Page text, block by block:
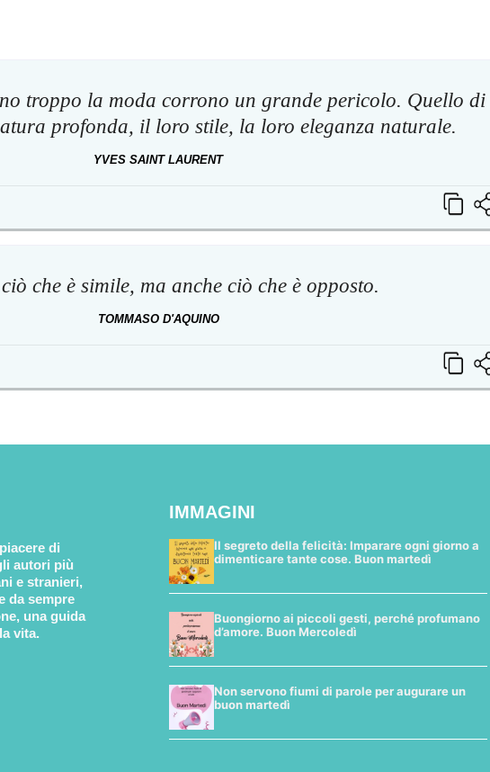
troppo la moda corrono un grande pericolo. Quello di
profonda, il loro stile, la loro eleganza naturale.
YVES SAINT LAURENT
che è simile, ma anche ciò che è opposto.
TOMMASO D'AQUINO
di
autori più
e stranieri,
da sempre
una guida
vita.
IMMAGINI
Il segreto della felicità: Imparare ogni giorno a
dimenticare tante cose. Buon martedì
Buongiorno ai piccoli gesti, perché profumano
d’amore. Buon Mercoledì
Non servono fiumi di parole per augurare un
buon martedì